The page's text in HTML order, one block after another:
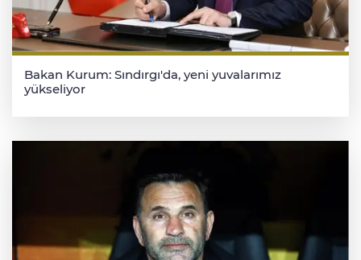
Bakan Kurum: Sındırgı'da, yeni yuvalarımız
yükseliyor